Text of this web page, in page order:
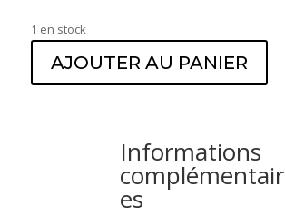
1 en stock
AJOUTER AU PANIER
Informations
complémentair
es